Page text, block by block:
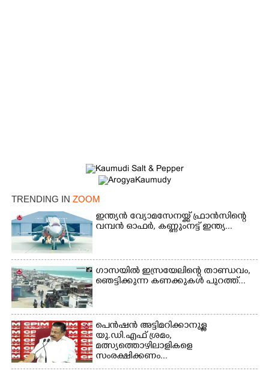
TRENDING IN ZOOM
ഇന്ത്യൻ വ്യോമസേനയ്ക്ക് ഫ്രാൻസിന്റെ
വമ്പൻ ഓഫർ, കണ്ണുംനട്ട് ഇന്ത്യ...
ഗാസയിൽ ഇസ്രയേലിന്റെ താണ്ഡവം,
ഞെട്ടിക്കുന്ന കണക്കുകൾ പുറത്ത്...
പെൻഷൻ അട്ടിമറിക്കാനുള്ള
യു.ഡി.എഫ് ശ്രമം,
മത്സ്യത്തൊഴിലാളികളെ
സംരക്ഷിക്കണം...
×
Share this link